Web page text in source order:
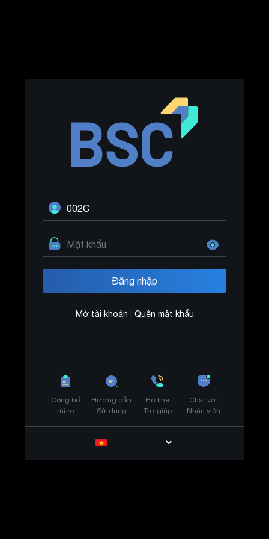
Mở tài khoản Quên mật khẩu
Công bố
rủi ro
Hướng dẫn
Sử dụng
Hotline
Trợ giúp
Chat với
Nhân viên